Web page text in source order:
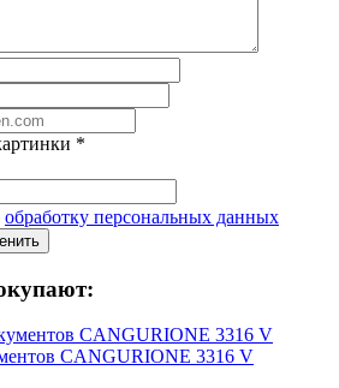
*
обработку персональных данных
CANGURIONE 3316 V